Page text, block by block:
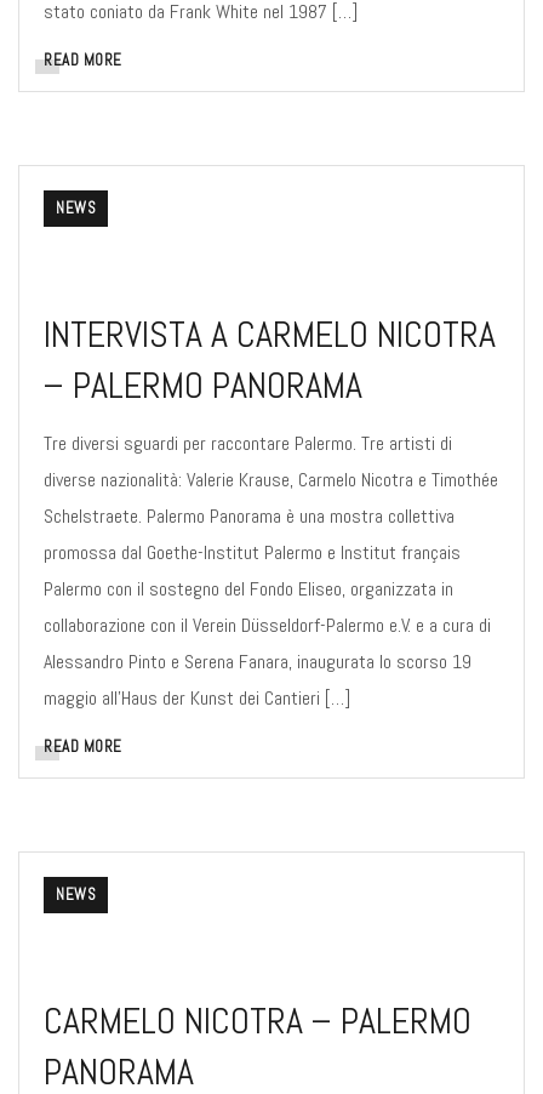
stato coniato da Frank White nel 1987 […]
READ MORE
NEWS
INTERVISTA A CARMELO NICOTRA
– PALERMO PANORAMA
Tre diversi sguardi per raccontare Palermo. Tre artisti di
diverse nazionalità: Valerie Krause, Carmelo Nicotra e Timothée
Schelstraete. Palermo Panorama è una mostra collettiva
promossa dal Goethe-Institut Palermo e Institut français
Palermo con il sostegno del Fondo Eliseo, organizzata in
collaborazione con il Verein Düsseldorf-Palermo e.V. e a cura di
Alessandro Pinto e Serena Fanara, inaugurata lo scorso 19
maggio all’Haus der Kunst dei Cantieri […]
READ MORE
NEWS
CARMELO NICOTRA – PALERMO
PANORAMA